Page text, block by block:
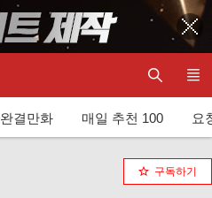
완결만화 매일 추천 100 요
구독하기